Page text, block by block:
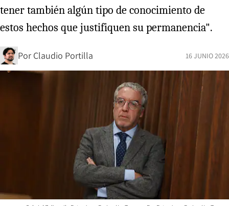
tener también algún tipo de conocimiento de
estos hechos que justifiquen su permanencia".
Por Claudio Portilla 16 JUNIO 2026